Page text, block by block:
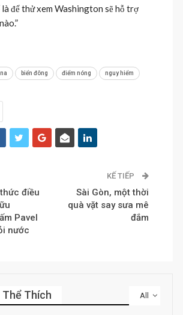
để thử xem Washington sẽ hỗ trợ
biển đông điểm nóng nguy hiểm
điều
Pavel
nước
KẾ TIẾP
Sài Gòn, một thời
quà vặt say sưa mê
đắm
All
Thể Thích